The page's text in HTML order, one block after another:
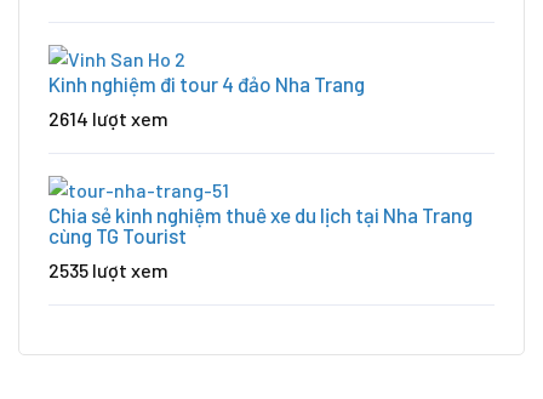
Kinh nghiệm đi tour 4 đảo Nha Trang
2614 lượt xem
Chia sẻ kinh nghiệm thuê xe du lịch tại Nha Trang
cùng TG Tourist
2535 lượt xem